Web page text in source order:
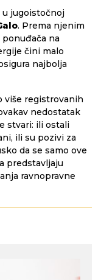
u jugoistočnoj
. Prema njenim
na
čini malo
najbolja
više registrovanih
nedostatak
stvari: ili ostali
ili su pozivi za
da se samo ove
predstavljaju
ravnopravne